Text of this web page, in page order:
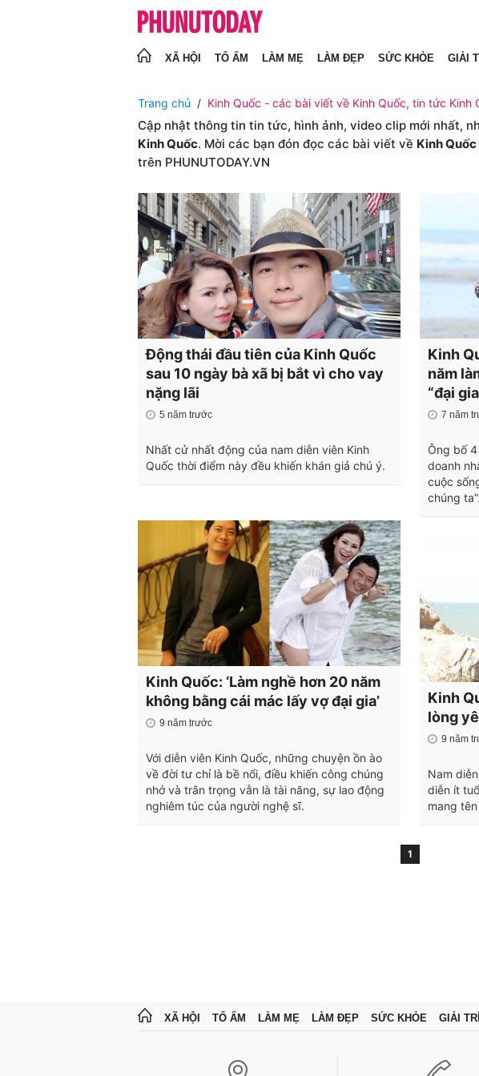
XÃ HỘI TỔ ẤM LÀM MẸ LÀM ĐẸP SỨC KHỎE GIẢI
Trang chủ Kinh Quốc - các bài viết về Kinh Quốc, tin tức Kinh
Cập nhật thông tin tin tức, hình ảnh, video clip mới nhất,
Kinh Quốc. Mời các bạn đón đọc các bài viết về Kinh Quốc
trên PHUNUTODAY.VN
Động thái đầu tiên của Kinh Quốc
sau 10 ngày bà xã bị bắt vì cho vay
nặng lãi
5 năm trước
Nhất cử nhất động của nam diễn viên Kinh
Quốc thời điểm này đều khiến khán giả chú ý.
Kinh Quốc: ‘Làm nghề hơn 20 năm
không bằng cái mác lấy vợ đại gia’
9 năm trước
Với diễn viên Kinh Quốc, những chuyện ồn ào
về đời tư chỉ là bề nổi, điều khiến công chúng
nhớ và trân trọng vẫn là tài năng, sự lao động
nghiêm túc của người nghệ sĩ.
Kinh
năm
“đại
7 năm
Ông bố
doanh
cuộc
chúng ta”.
Kinh
lòng
9 năm
Nam
diễn ít
mang
1
XÃ HỘI TỔ ẤM LÀM MẸ LÀM ĐẸP SỨC KHỎE GIẢI TRÍ